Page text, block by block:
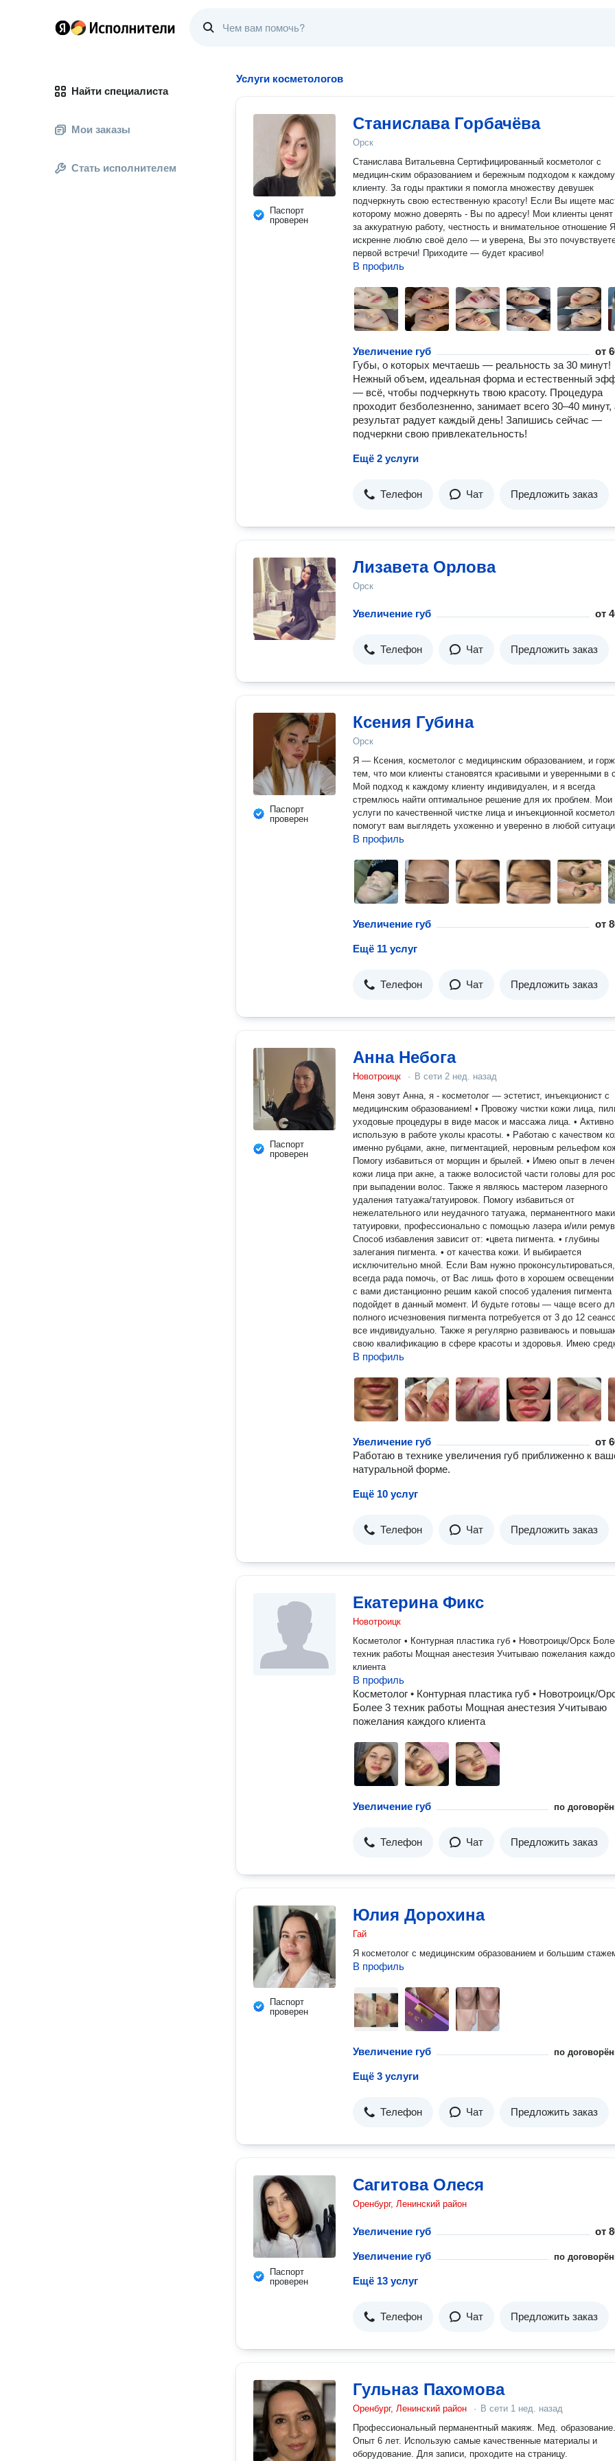
Найти специалиста
Мои заказы
Стать исполнителем
Услуги косметологов
Паспорт
проверен
Станислава Горбачёва
Орск
Станислава Витальевна Сертифицированный косметолог с
медицин-ским образованием и бережным подходом к каждому
клиенту. За годы практики я помогла множеству девушек
подчеркнуть свою естественную красоту! Если Вы ищете
которому можно доверять - Вы по адресу! Мои клиенты ценят меня
за аккуратную работу, честность и внимательное отношение Я
искренне люблю своё дело — и уверена, Вы это
первой встречи! Приходите — будет красиво!
В профиль
Увеличение губ от
Губы, о которых мечтаешь — реальность за 30 минут!
Нежный объем, идеальная форма и естественный
— всё, чтобы подчеркнуть твою красоту. Процедура
проходит безболезненно, занимает всего 30–40 минут,
результат радует каждый день! Запишись сейчас —
подчеркни свою привлекательность!
Ещё 2 услуги
Телефон Чат Предложить заказ
Лизавета Орлова
Орск
Увеличение губ от
Телефон Чат Предложить заказ
Паспорт
проверен
Ксения Губина
Орск
Я — Ксения, косметолог с медицинским образованием, и
тем, что мои клиенты становятся красивыми и уверенными в
Мой подход к каждому клиенту индивидуален, и я всегда
стремлюсь найти оптимальное решение для их проблем. Мои
услуги по качественной чистке лица и инъекционной
помогут вам выглядеть ухоженно и уверенно в любой
В профиль
Увеличение губ от
Ещё 11 услуг
Телефон Чат Предложить заказ
Паспорт
проверен
Анна Небога
Новотроицк · В сети 2 нед. назад
Меня зовут Анна, я - косметолог — эстетист, инъекционист с
медицинским образованием! • Провожу чистки кожи лица, пилинги,
уходовые процедуры в виде масок и массажа лица. • Активно
использую в работе уколы красоты. • Работаю с качеством
именно рубцами, акне, пигментацией, неровным рельефом
Помогу избавиться от морщин и брылей. • Имею опыт в
кожи лица при акне, а также волосистой части головы для
при выпадении волос. Также я являюсь мастером лазерного
удаления татуажа/татуировок. Помогу избавиться от
нежелательного или неудачного татуажа, перманентного
татуировки, профессионально с помощью лазера и/или
Способ избавления зависит от: •цвета пигмента. • глубины
залегания пигмента. • от качества кожи. И выбирается
исключительно мной. Если Вам нужно проконсультироваться,
всегда рада помочь, от Вас лишь фото в хорошем
с вами дистанционно решим какой способ удаления пигмента
подойдет в данный момент. И будьте готовы — чаще всего
полного исчезновения пигмента потребуется от 3 до 12
все индивидуально. Также я регулярно развиваюсь и повышаю
свою квалификацию в сфере красоты и здоровья. Имею
медицинское образование по специальности Сестринское
детальную консультацию перед началом любой процедуры.
позволяет понять ожидания от процедур и реальное состояние
вашей кожи и типа лица. Учитываю индивидуальные
Предоставляю рекомендации, чтобы вы могли принять
комфортную атмосферу и поддержку открытой
время выполнения процедур объясняю все шаги и
продукты, чтобы вы чувствовали себя уверенно и
раскрыть вашу красоту и добавить уверенности в себе на все.
В профиль
Увеличение губ от
Работаю в технике увеличения губ приближенно к
натуральной форме.
Ещё 10 услуг
Телефон Чат Предложить заказ
Екатерина Фикс
Новотроицк
Косметолог • Контурная пластика губ • Новотроицк/Орск Более 3
техник работы Мощная анестезия Учитываю пожелания каждого
клиента
В профиль
Косметолог • Контурная пластика губ • Новотроицк/
Более 3 техник работы Мощная анестезия Учитываю
пожелания каждого клиента
Увеличение губ по
Телефон Чат Предложить заказ
Паспорт
проверен
Юлия Дорохина
Гай
Я косметолог с медицинским образованием и большим
В профиль
Увеличение губ по
Ещё 3 услуги
Телефон Чат Предложить заказ
Паспорт
проверен
Сагитова Олеся
Оренбург, Ленинский район
Увеличение губ от
Увеличение губ по
Ещё 13 услуг
Телефон Чат Предложить заказ
Гульназ Пахомова
Оренбург, Ленинский район · В сети 1 нед. назад
Профессиональный перманентный макияж. Мед. образование.
Опыт 6 лет. Использую самые качественные материалы и
оборудование. Для записи, проходите на страницу.